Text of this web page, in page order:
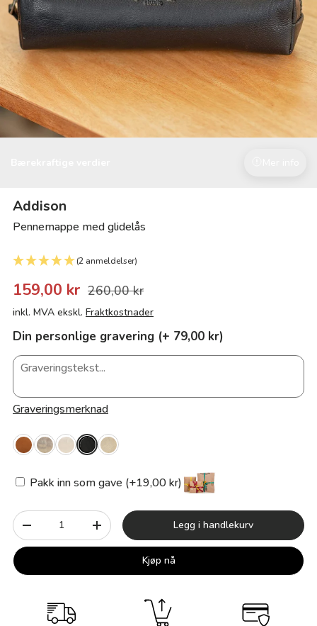
Addison
Pennemappe med glidelås
(2 anmeldelser)
159,00 kr 260,00 kr
inkl. MVA ekskl. Fraktkostnader
Din personlige gravering (+ 79,00 kr)
Graveringsmerknad
Pakk inn som gave (+19,00 kr)
Antall
-
+ Legg i handlekurv
Kjøp nå